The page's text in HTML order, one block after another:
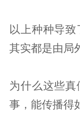
以上种种导致
其实都是由局
为什么这些
事，能传播得